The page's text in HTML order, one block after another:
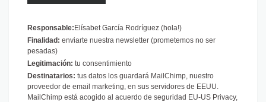
Responsable:Elísabet García Rodríguez (hola!)
Finalidad: enviarte nuestra newsletter (prometemos no ser
pesadas)
Legitimación: tu consentimiento
Destinatarios: tus datos los guardará MailChimp, nuestro
proveedor de email marketing, en sus servidores de EEUU.
MailChimp está acogido al acuerdo de seguridad EU-US Privacy,